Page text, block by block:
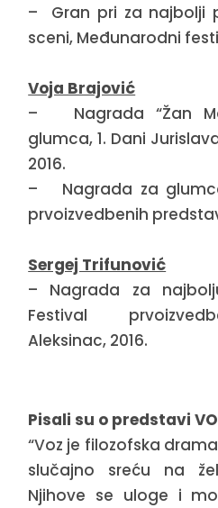
– Gran pri za najbolji
sceni, Međunarodni
Voja Brajović
– Nagrada “Žan
glumca, 1. Dani
2016.
– Nagrada za
prvoizvedbenih
Sergej Trifunović
– Nagrada za
Festival
Aleksinac, 2016.
Pisali su o predstavi
“Voz je filozofska
slučajno sreću na
Njihove se uloge i